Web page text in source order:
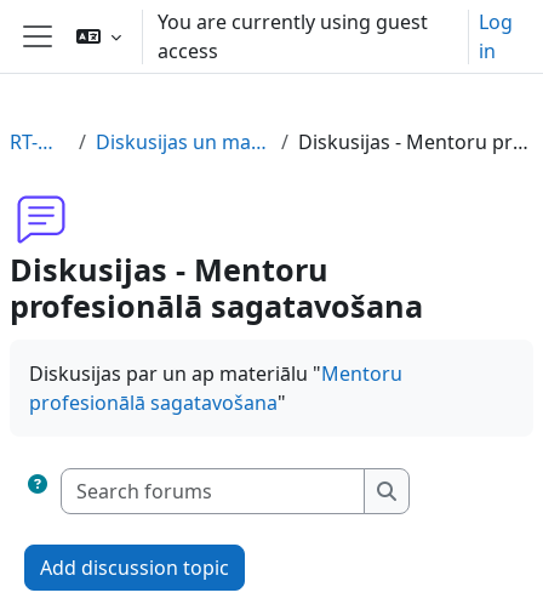
Skip to main content
Side panel
You are currently using guest
access
Log
in
RT-MENT-LV Diskusijas un materiāla novērtējums Diskusijas - Mentoru profesionālā sagatavošana
Diskusijas - Mentoru
profesionālā sagatavošana
Diskusijas par un ap materiālu "Mentoru
profesionālā sagatavošana"
Search forums
Search forums
Add discussion topic